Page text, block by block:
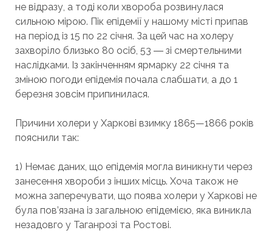
не відразу, а тоді коли хвороба розвинулася
сильною мірою. Пік епідемії у нашому місті припав
на період із 15 по 22 січня. За цей час на холеру
захворіло близько 80 осіб, 53 ― зі смертельними
наслідками. Із закінченням ярмарку 22 січня та
зміною погоди епідемія почала слабшати, а до 1
березня зовсім припинилася.
Причини холери у Харкові взимку 1865—1866 років
пояснили так:
1) Немає даних, що епідемія могла виникнути через
занесення хвороби з інших місць. Хоча також не
можна заперечувати, що поява холери у Харкові не
була пов’язана із загальною епідемією, яка виникла
незадовго у Таганрозі та Ростові.